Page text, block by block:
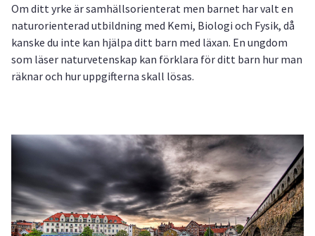
Om ditt yrke är samhällsorienterat men barnet har valt en
naturorienterad utbildning med Kemi, Biologi och Fysik, då
kanske du inte kan hjälpa ditt barn med läxan. En ungdom
som läser naturvetenskap kan förklara för ditt barn hur man
räknar och hur uppgifterna skall lösas.